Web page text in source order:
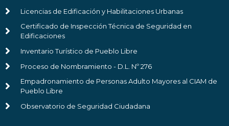
Licencias de Edificación y Habilitaciones Urbanas
Certificado de Inspección Técnica de Seguridad en
Edificaciones
Inventario Turístico de Pueblo Libre
Proceso de Nombramiento - D.L. Nº 276
Empadronamiento de Personas Adulto Mayores al CIAM de
Pueblo Libre
Observatorio de Seguridad Ciudadana